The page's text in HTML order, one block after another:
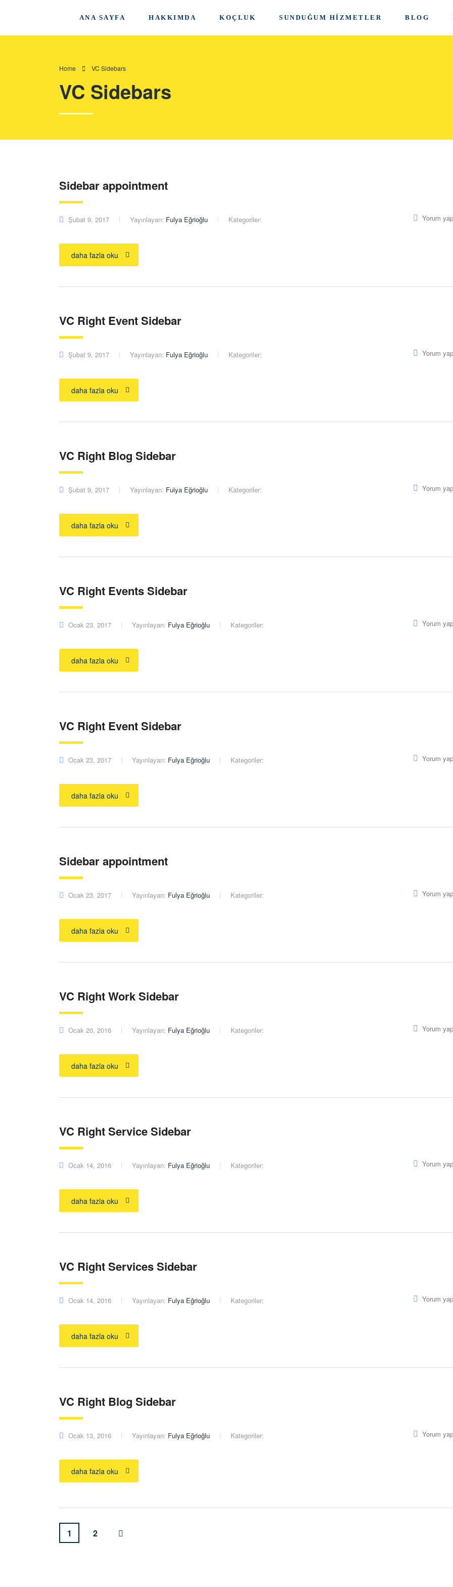
ANA SAYFA HAKKIMDA KOÇLUK SUNDUĞUM HIZMETLER BLOG
Home VC Sidebars
VC Sidebars
Sidebar appointment
Şubat 9, 2017 Yayınlayan: Fulya Eğrioğlu Kategoriler: Yorum
daha fazla oku
VC Right Event Sidebar
Şubat 9, 2017 Yayınlayan: Fulya Eğrioğlu Kategoriler: Yorum
daha fazla oku
VC Right Blog Sidebar
Şubat 9, 2017 Yayınlayan: Fulya Eğrioğlu Kategoriler: Yorum
daha fazla oku
VC Right Events Sidebar
Ocak 23, 2017 Yayınlayan: Fulya Eğrioğlu Kategoriler: Yorum
daha fazla oku
VC Right Event Sidebar
Ocak 23, 2017 Yayınlayan: Fulya Eğrioğlu Kategoriler: Yorum
daha fazla oku
Sidebar appointment
Ocak 23, 2017 Yayınlayan: Fulya Eğrioğlu Kategoriler: Yorum
daha fazla oku
VC Right Work Sidebar
Ocak 20, 2016 Yayınlayan: Fulya Eğrioğlu Kategoriler: Yorum
daha fazla oku
VC Right Service Sidebar
Ocak 14, 2016 Yayınlayan: Fulya Eğrioğlu Kategoriler: Yorum
daha fazla oku
VC Right Services Sidebar
Ocak 14, 2016 Yayınlayan: Fulya Eğrioğlu Kategoriler: Yorum
daha fazla oku
VC Right Blog Sidebar
Ocak 13, 2016 Yayınlayan: Fulya Eğrioğlu Kategoriler: Yorum
daha fazla oku
1 2